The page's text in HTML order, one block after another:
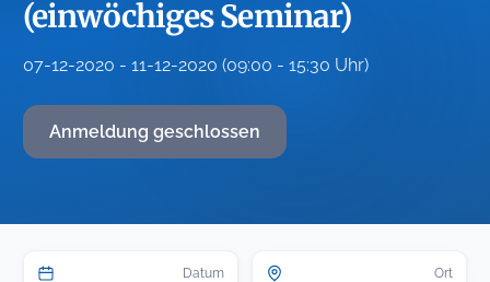
(einwöchiges Seminar)
07-12-2020 - 11-12-2020 (09:00 - 15:30 Uhr)
Anmeldung geschlossen
Datum Ort